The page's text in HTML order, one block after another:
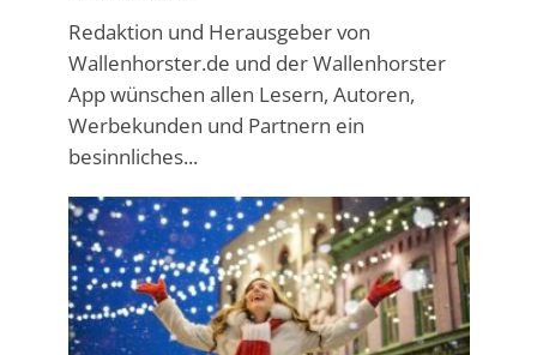
Redaktion und Herausgeber von
Wallenhorster.de und der Wallenhorster
App wünschen allen Lesern, Autoren,
Werbekunden und Partnern ein
besinnliches...